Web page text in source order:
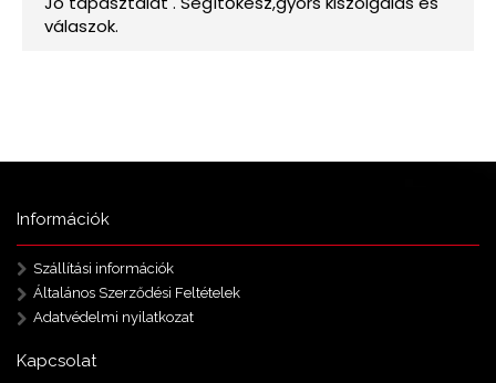
Információk
Szállítási információk
Általános Szerződési Feltételek
Adatvédelmi nyilatkozat
Kapcsolat